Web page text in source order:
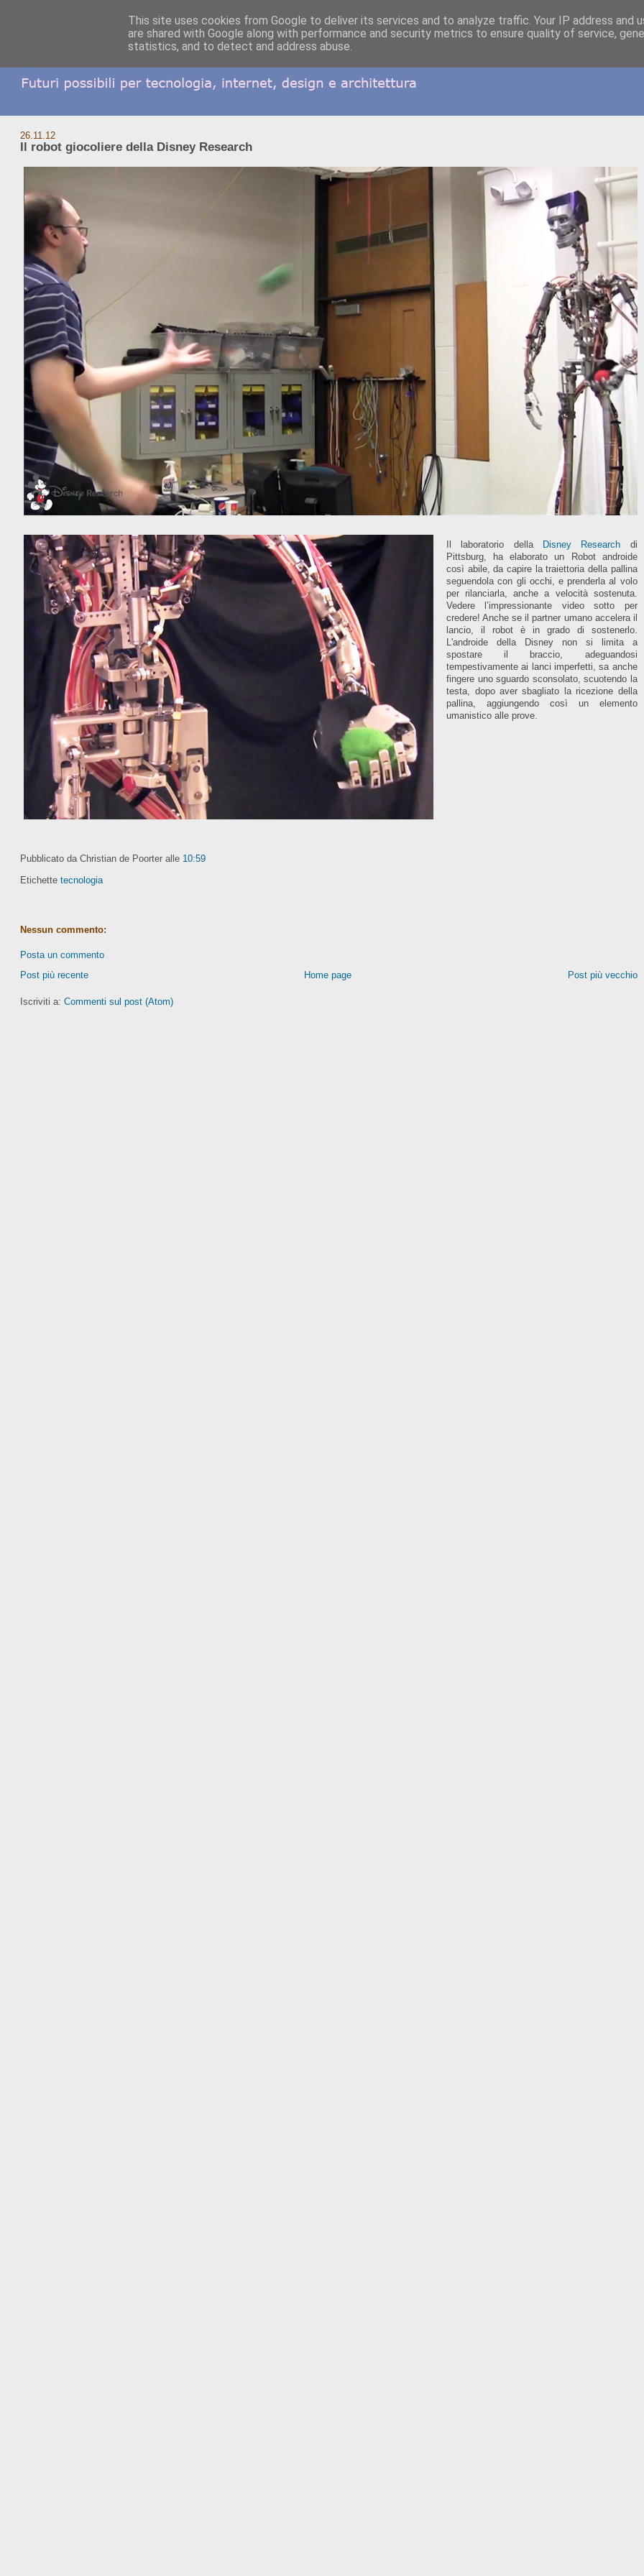
26.11.12
Il robot giocoliere della Disney Research
Il laboratorio della Disney Research di
Pittsburg, ha elaborato un Robot androide
così abile, da capire la traiettoria della pallina
seguendola con gli occhi, e prenderla al volo
per rilanciarla, anche a velocità sostenuta.
Vedere l’impressionante video sotto per
credere! Anche se il partner umano accelera il
lancio, il robot è in grado di sostenerlo.
L'androide della Disney non si limita a
spostare il braccio, adeguandosi
tempestivamente ai lanci imperfetti, sa anche
fingere uno sguardo sconsolato, scuotendo la
testa, dopo aver sbagliato la ricezione della
pallina, aggiungendo così un elemento
umanistico alle prove.
Pubblicato da Christian de Poorter alle 10:59
Etichette tecnologia
Nessun commento:
Posta un commento
Post più recente
Post più vecchio
Home page
Iscriviti a: Commenti sul post (Atom)
This site uses cookies from Google to deliver its services and to analyze traffic. Your IP address and
are shared with Google along with performance and security metrics to ensure quality of service,
statistics, and to detect and address abuse.